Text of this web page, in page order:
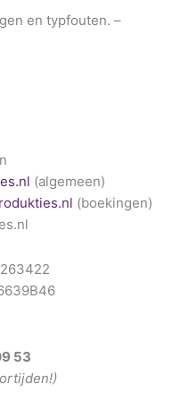
en typfouten. –
(algemeen)
(boekingen)
53